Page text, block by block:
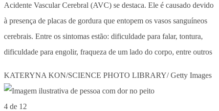
Acidente Vascular Cerebral (AVC) se destaca. Ele é causado devido
à presença de placas de gordura que entopem os vasos sanguíneos
cerebrais. Entre os sintomas estão: dificuldade para falar, tontura,
dificuldade para engolir, fraqueza de um lado do corpo, entre outros
KATERYNA KON/SCIENCE PHOTO LIBRARY/ Getty Images
4 de 12